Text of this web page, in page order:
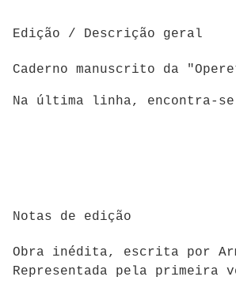
Edição / Descrição geral
Caderno manuscrito da
Na última linha, encontra-
Notas de edição
Obra inédita, escrita por
Representada pela primeira